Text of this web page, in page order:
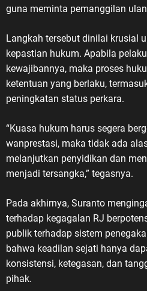
guna meminta pemanggilan
Langkah tersebut dinilai krusial
kepastian hukum. Apabila
kewajibannya, maka proses
ketentuan yang berlaku,
peningkatan status perkara.
“Kuasa hukum harus segera
wanprestasi, maka tidak ada
melanjutkan penyidikan dan
menjadi tersangka,” tegasnya.
Pada akhirnya, Suranto
terhadap kegagalan RJ
publik terhadap sistem
bahwa keadilan sejati hanya
konsistensi, ketegasan, dan
pihak.